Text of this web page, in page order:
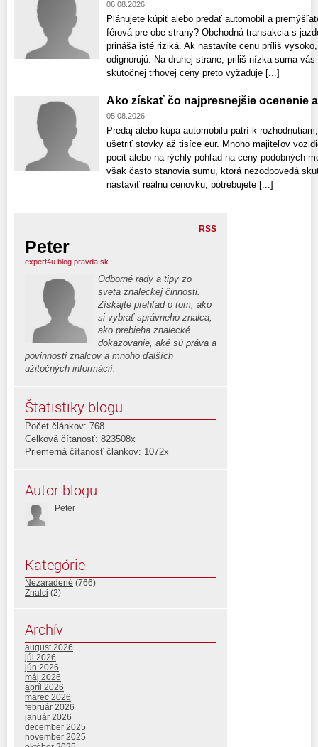
06.08.2026
Plánujete kúpiť alebo predať automobil a
férová pre obe strany? Obchodná transakcia s
prináša isté riziká. Ak nastavíte cenu príliš
odignorujú. Na druhej strane, priliš nízka suma
skutočnej trhovej ceny preto vyžaduje [...]
Ako získať čo najpresnejšie ocenenie
05.08.2026
Predaj alebo kúpa automobilu patrí k
ušetriť stovky až tisíce eur. Mnoho majiteľov
pocit alebo na rýchly pohľad na ceny podobných
však často stanovia sumu, ktorá nezodpovedá
nastaviť reálnu cenovku, potrebujete [...]
RSS
Peter
expert4u.blog.pravda.sk
Odborné rady a tipy zo
sveta znaleckej činnosti.
Získajte prehľad o tom, ako
si vybrať správneho znalca,
ako prebieha znalecké
dokazovanie, aké sú práva a
povinnosti znalcov a mnoho ďalších
užitočných informácií.
Štatistiky blogu
Počet článkov: 768
Celková čítanosť: 823508x
Priemerná čítanosť článkov: 1072x
Autor blogu
Peter
Kategórie
Nezaradené (766)
Znalci (2)
Archív
august 2026
júl 2026
jún 2026
máj 2026
apríl 2026
marec 2026
február 2026
január 2026
december 2025
november 2025